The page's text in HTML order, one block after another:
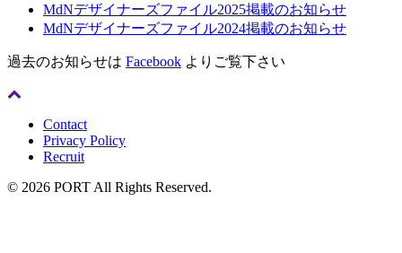
MdNデザイナーズファイル2025掲載のお知らせ
MdNデザイナーズファイル2024掲載のお知らせ
過去のお知らせは Facebook よりご覧下さい
Contact
Privacy Policy
Recruit
© 2026 PORT All Rights Reserved.